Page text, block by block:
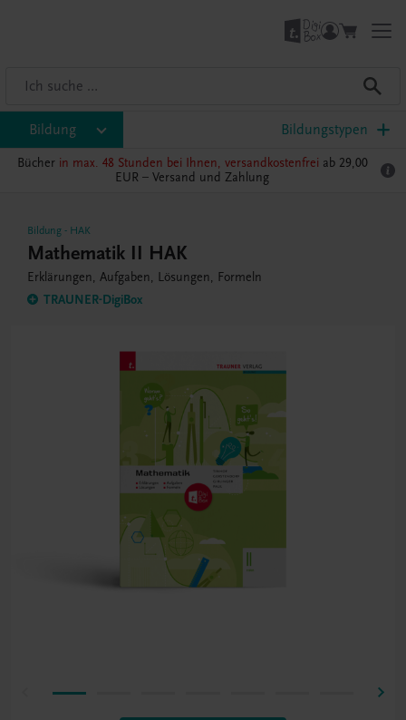
Bildung Bildungstypen
Bücher in max. 48 Stunden bei Ihnen, versandkostenfrei ab 29,00
EUR – Versand und Zahlung
Bildung - HAK
Mathematik II HAK
Erklärungen, Aufgaben, Lösungen, Formeln
TRAUNER-DigiBox